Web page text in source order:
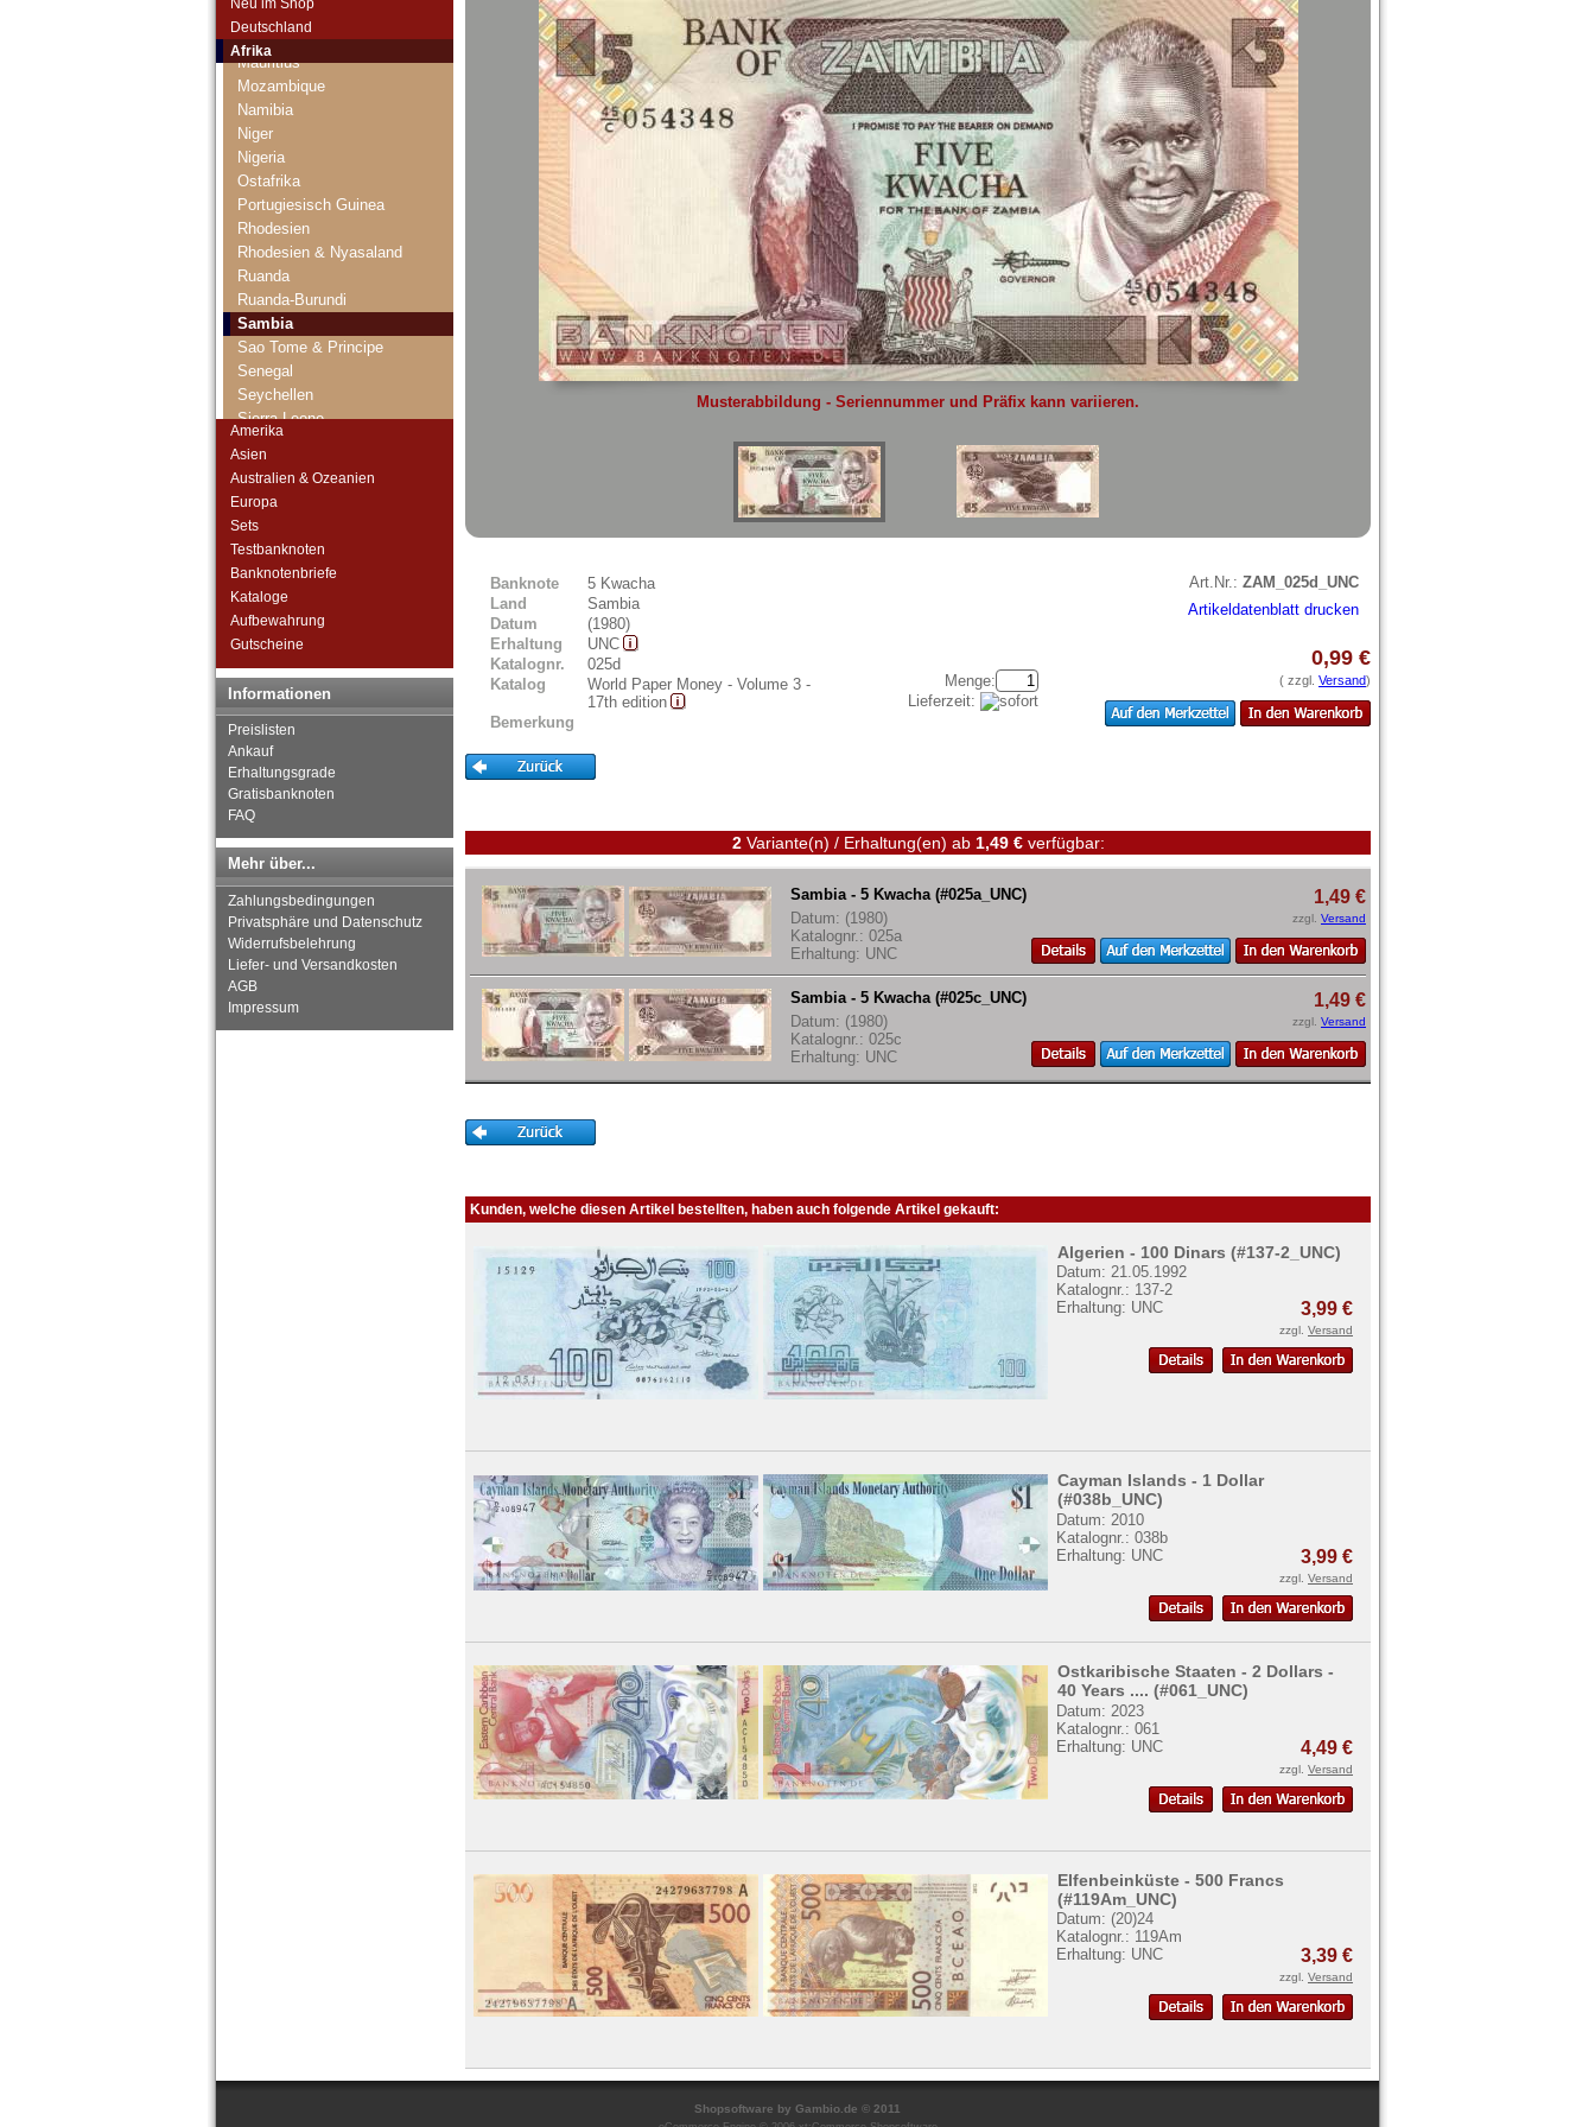
Sie hier.
Deutschland
Afrika
Mauretanien
Mauritius
Mozambique
Namibia
Niger
Nigeria
Ostafrika
Portugiesisch Guinea
Rhodesien
Rhodesien & Nyasaland
Ruanda
Ruanda-Burundi
Sambia
Sao Tome & Principe
Senegal
Seychellen
Sierra Leone
Süd Sudan
Tansania
Tunesien
Uganda
Westafrikanische Staaten
Zaire
Zentralafrikanische Republik
Zentralafrikanische Staaten
Zimbabwe
Amerika
Asien
Australien & Ozeanien
Europa
Sets
Testbanknoten
Banknotenbriefe
Kataloge
Aufbewahrung
Gutscheine
Informationen
Preislisten
Ankauf
Erhaltungsgrade
Gratisbanknoten
FAQ
Mehr über...
Zahlungsbedingungen
Privatsphäre und Datenschutz
Widerrufsbelehrung
Liefer- und Versandkosten
AGB
Impressum
Musterabbildung - Seriennummer und Präfix kann variieren.
Banknote
5 Kwacha
Land
Sambia
Datum
(1980)
Erhaltung
UNC
Katalognr.
025d
Katalog
World Paper Money - Volume 3 -
17th edition
Bemerkung
Art.Nr.: ZAM_025d_UNC
Artikeldatenblatt drucken
Menge:
Lieferzeit:
0,99 €
( zzgl. Versand)
2Variante(n) / Erhaltung(en) ab 1,49 €verfügbar:
Sambia - 5 Kwacha (#025a_UNC)
Datum: (1980)
Katalognr.: 025a
Erhaltung: UNC
1,49 €
zzgl. Versand
Sambia - 5 Kwacha (#025c_UNC)
Datum: (1980)
Katalognr.: 025c
Erhaltung: UNC
1,49 €
zzgl. Versand
Kunden, welche diesen Artikel bestellten, haben auch folgende Artikel gekauft:
Algerien - 100 Dinars (#137-2_UNC)
Datum: 21.05.1992
Katalognr.: 137-2
Erhaltung: UNC
3,99 €
zzgl. Versand
Cayman Islands - 1 Dollar
(#038b_UNC)
Datum: 2010
Katalognr.: 038b
Erhaltung: UNC
3,99 €
zzgl. Versand
Ostkaribische Staaten - 2 Dollars -
40 Years .... (#061_UNC)
Datum: 2023
Katalognr.: 061
Erhaltung: UNC
4,49 €
zzgl. Versand
Elfenbeinküste - 500 Francs
(#119Am_UNC)
Datum: (20)24
Katalognr.: 119Am
Erhaltung: UNC
3,39 €
zzgl. Versand
Shopsoftware by Gambio.de © 2011